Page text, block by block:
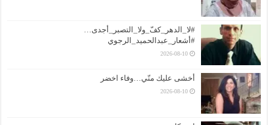
#لا_الدهر_كفّ_ولا_التصبر_أجدى…
#أشعار_عبدالحميد_الرجوي
2026-08-10
أخشى عليك منّي…وفاء اخضر
2026-08-10